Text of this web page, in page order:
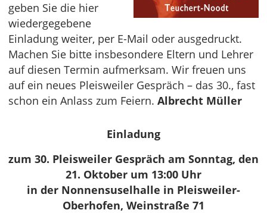
geben Sie die hier
wiedergegebene
Einladung weiter, per E-Mail oder ausgedruckt.
Machen Sie bitte insbesondere Eltern und Lehrer
auf diesen Termin aufmerksam. Wir freuen uns
auf ein neues Pleisweiler Gespräch – das 30., fast
schon ein Anlass zum Feiern. Albrecht Müller
Einladung
zum 30. Pleisweiler Gespräch am Sonntag, den
21. Oktober um 13:00 Uhr
in der Nonnensuselhalle in Pleisweiler-
Oberhofen, Weinstraße 71